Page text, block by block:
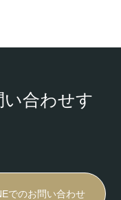
合わせす
でのお問い合わせ